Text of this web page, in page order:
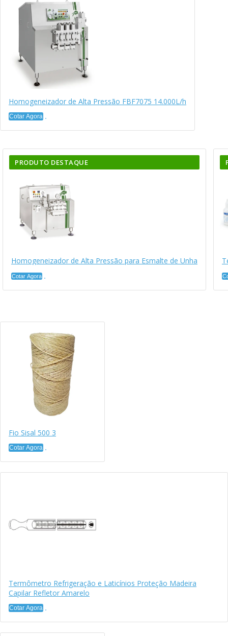
Homogeneizador de Alta Pressão FBF7075 14.000L/h
Cotar Agora
PRODUTO DESTAQUE
Homogeneizador de Alta Pressão para Esmalte de Unha
Cotar Agora
Fio Sisal 500 3
Cotar Agora
Termômetro Refrigeração e Laticínios Proteção Madeira
Capilar Refletor Amarelo
Cotar Agora